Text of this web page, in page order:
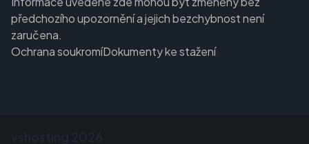
předchozího upozornění a jejich bezchybnost není
zaručena.
Ochrana soukromíDokumenty ke stažení